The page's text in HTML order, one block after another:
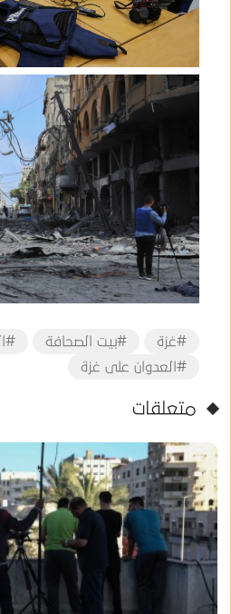
#غزة #بيت الصحافة
#العدوان على غزة
متعلقات